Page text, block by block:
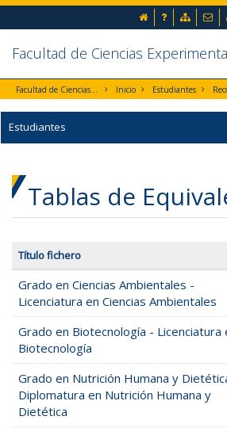
Ir al contenido principal de la página (alt
Ir a la cabecera de la página (alt + c)
Ir al pie de la página (alt + p)
Ir al menú principal (alt + u)
inicio Preguntas
Mapa
Facultad de Ciencias
Facultad de Ciencias Experimentales Inicio Estudiantes
Estudiantes
Tablas de
Título fichero
Grado en Ciencias Ambientales -
Licenciatura en Ciencias Ambientales
Grado en Biotecnología - Licenciatura
Biotecnología
Grado en Nutrición Humana y
Diplomatura en Nutrición Humana y
Dietética